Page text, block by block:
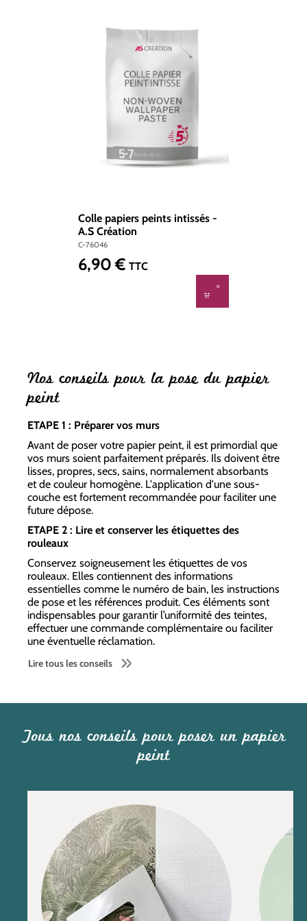
Colle papiers peints intissés -
A.S Création
C-76046
Prix régulier :
6,90 € TTC
Nos conseils pour la pose du papier
peint
ETAPE 1 : Préparer vos murs
Avant de poser votre papier peint, il est primordial que
vos murs soient parfaitement préparés. Ils doivent être
lisses, propres, secs, sains, normalement absorbants
et de couleur homogène. L'application d'une sous-
couche est fortement recommandée pour faciliter une
future dépose.
ETAPE 2 : Lire et conserver les étiquettes des
rouleaux
Conservez soigneusement les étiquettes de vos
rouleaux. Elles contiennent des informations
essentielles comme le numéro de bain, les instructions
de pose et les références produit. Ces éléments sont
indispensables pour garantir l’uniformité des teintes,
effectuer une commande complémentaire ou faciliter
une éventuelle réclamation.
Lire tous les conseils
Tous nos conseils pour poser un papier
peint